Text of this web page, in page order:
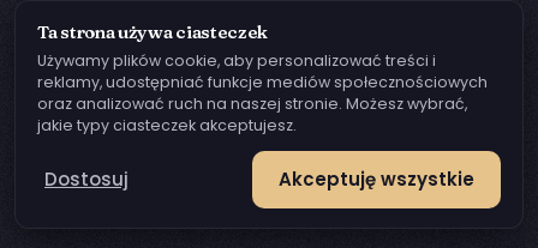
Ta strona używa ciasteczek
Używamy plików cookie, aby personalizować treści i
reklamy, udostępniać funkcje mediów społecznościowych
oraz analizować ruch na naszej stronie. Możesz wybrać,
jakie typy ciasteczek akceptujesz.
Akceptuję wszystkie
Dostosuj